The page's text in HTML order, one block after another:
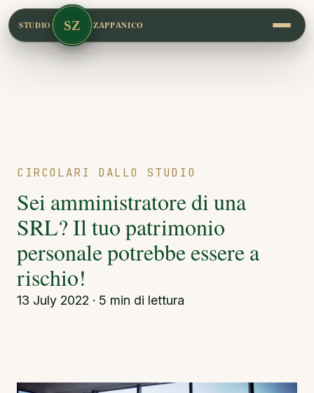
STUDIO SZ ZAPPANICO
CIRCOLARI DALLO STUDIO
Sei amministratore di una
SRL? Il tuo patrimonio
personale potrebbe essere a
rischio!
13 July 2022 · 5 min di lettura